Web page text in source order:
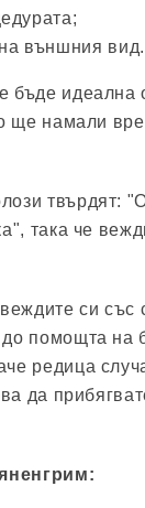
външния вид.
бъде идеална
ще намали
твърдят:
така че
си със
помощта на
редица
да